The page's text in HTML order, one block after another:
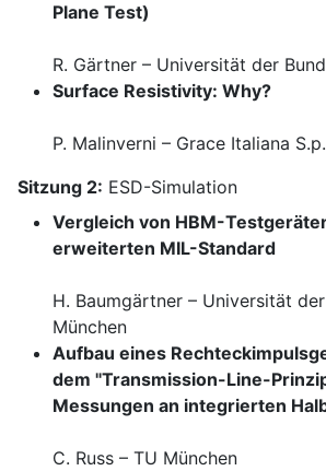
Plane Test)
R. Gärtner – Universität der
Surface Resistivity: Why?
P. Malinverni – Grace Italiana
Sitzung 2: ESD-Simulation
Vergleich von HBM-
erweiterten MIL-Standard
H. Baumgärtner – Universität
München
Aufbau eines
dem "Transmission-Line-
Messungen an integrierten
C. Russ – TU München